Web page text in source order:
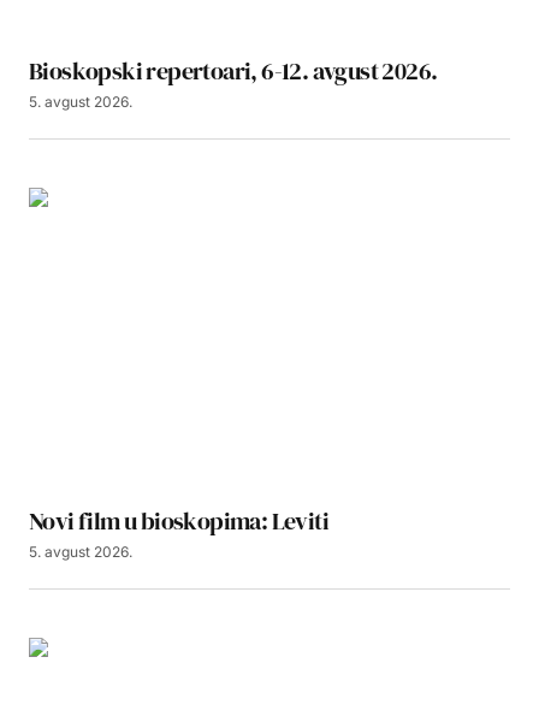
Bioskopski repertoari, 6-12. avgust 2026.
5. avgust 2026.
Novi film u bioskopima: Leviti
5. avgust 2026.